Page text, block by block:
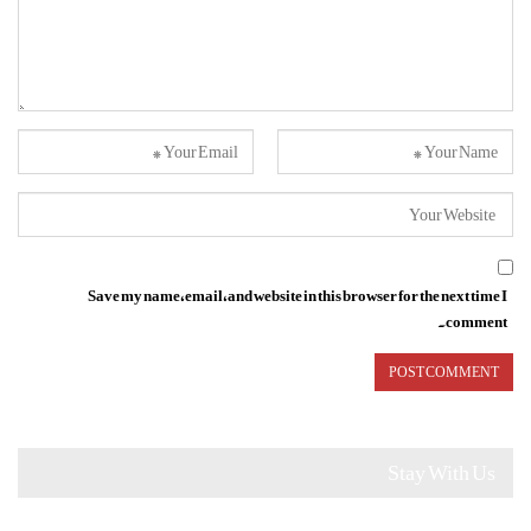
Save my name, email, and website in this browser for the next time I
comment.